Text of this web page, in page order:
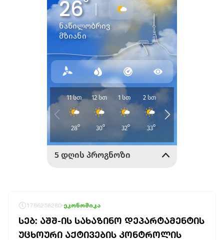
1786258280 ეკონომიკა
ᲡᲔᲑ: ᲐᲨᲨ-ᲘᲡ ᲡᲐᲮᲐᲖᲘᲜᲝ ᲓᲔᲞᲐᲠᲢᲐᲛᲔᲜᲢᲘᲡ
ᲣᲪᲮᲝᲣᲠᲘ ᲐᲥᲢᲘᲕᲔᲑᲘᲡ ᲙᲝᲜᲢᲠᲝᲚᲘᲡ